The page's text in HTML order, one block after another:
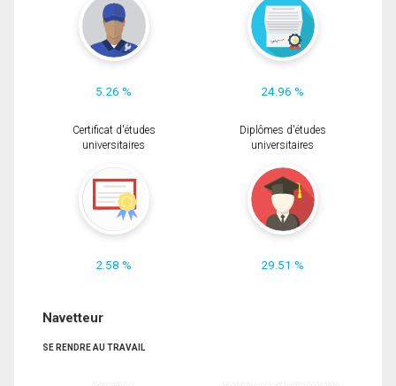
5.26 % 24.96 %
Certificat d'études
universitaires
2.58 %
Diplômes d'études
universitaires
29.51 %
Navetteur
SE RENDRE AU TRAVAIL